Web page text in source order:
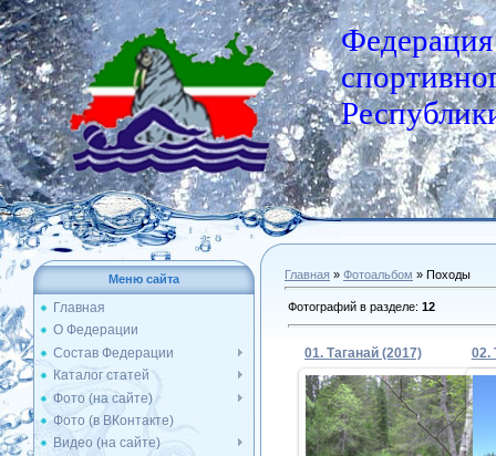
Федерация
Меню сайта
Главная
О Федерации
Состав Федерации
Каталог статей
Фото (на сайте)
Фото (в ВКонтакте)
Видео (на сайте)
Главная » Фотоальбом » Походы
Фотографий в разделе: 12
01. Таганай (2017)
15.06.2017
02.